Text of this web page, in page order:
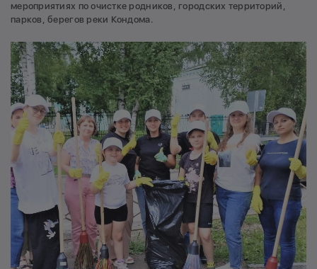
мероприятиях по очистке родников, городских территорий,
парков, берегов реки Кондома.